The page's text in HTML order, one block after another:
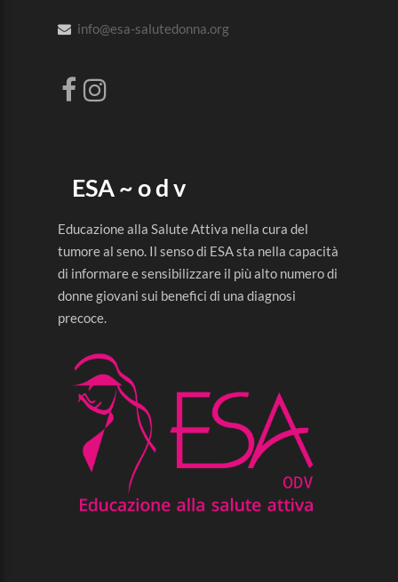
info@esa-salutedonna.org
ESA ~ o d v
Educazione alla Salute Attiva nella cura del
tumore al seno. Il senso di ESA sta nella capacità
di informare e sensibilizzare il più alto numero di
donne giovani sui benefici di una diagnosi
precoce.